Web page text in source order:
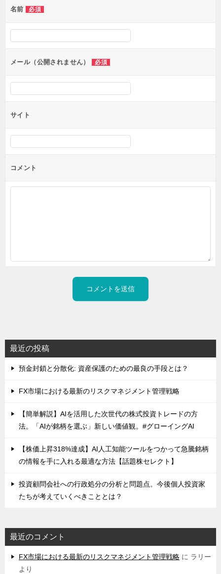
ー
シ
ン
名前 必須
メール（公開されません） 必須
サイト
コメント
最近の投稿
預金封鎖と分散化: 資産保護のための最良の手段とは？
FX市場における最新のリスクマネジメント管理戦略
【簡単解説】AIを活用した次世代の株式投資トレードの方
法。「AIが銘柄を選ぶ」新しい価値観。#グローイングAI
【株価上昇318%達成】AI人工知能ツールをつかって急騰銘柄
の情報を手に入れる最適な方法【話題株セレクト】
投資顧問会社への行政処分の分析と問題点。今後個人投資家
たちが考えていくべきこととは？
最近のコメント
FX市場における最新のリスクマネジメント管理戦略 に ラリー
より